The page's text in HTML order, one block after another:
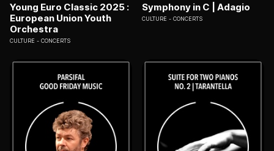
Young Euro Classic 2025 :
European Union Youth
Orchestra
CULTURE CONCERTS
Symphony in C | Adagio
CULTURE CONCERTS